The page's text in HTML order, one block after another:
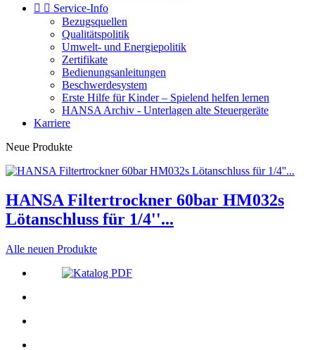
  Service-Info
Bezugsquellen
Qualitätspolitik
Umwelt- und Energiepolitik
Zertifikate
Bedienungsanleitungen
Beschwerdesystem
Erste Hilfe für Kinder – Spielend helfen lernen
HANSA Archiv - Unterlagen alte Steuergeräte
Karriere
Neue Produkte
HANSA Filtertrockner 60bar HM032s
Lötanschluss für 1/4''...
Alle neuen Produkte